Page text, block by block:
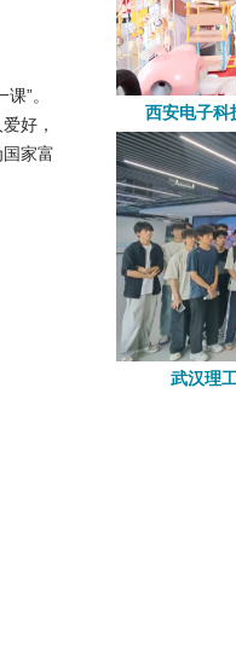
”。
好，
家富
西安电子科
武汉理